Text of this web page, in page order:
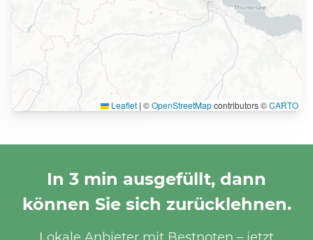
Leaflet | ©OpenStreetMapcontributors ©CARTO
In 3 min ausgefüllt, dann
können Sie sich zurücklehnen.